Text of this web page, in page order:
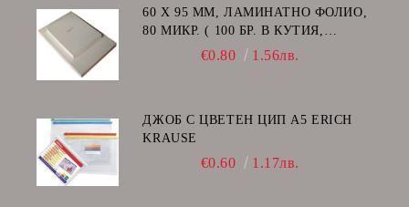
60 Х 95 ММ, ЛАМИНАТНО ФОЛИО,
80 МИКР. ( 100 БР. В КУТИЯ,
€0.80 1.56лв.
ДЖОБ С ЦВЕТЕН ЦИП A5 ERICH
KRAUSE
€0.60 1.17лв.